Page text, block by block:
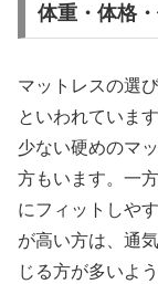
体重・体格
マットレスの選
といわれていま
少ない硬めのマ
方もいます。一
にフィットしや
が高い方は、通
じる方が多いよ